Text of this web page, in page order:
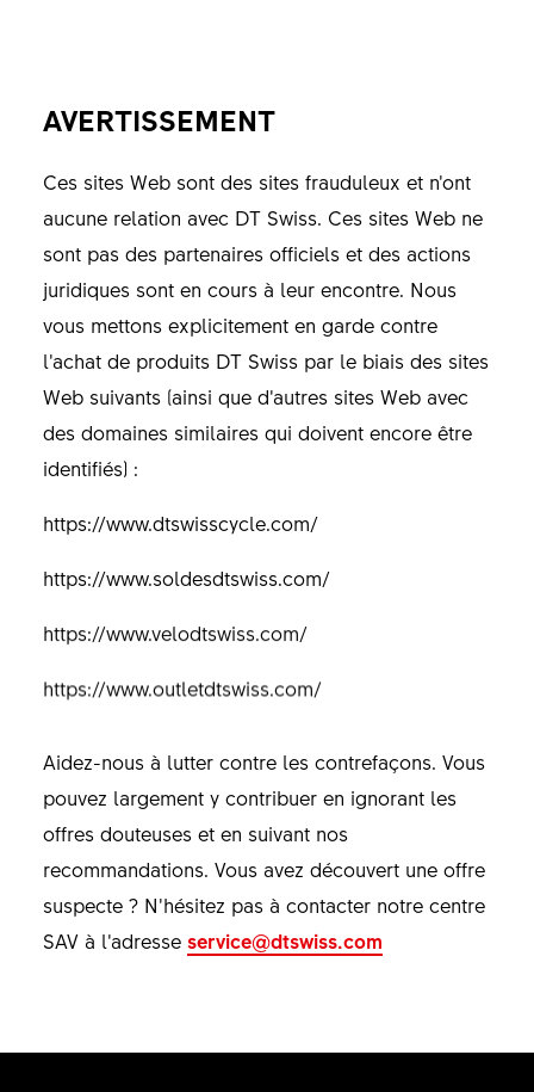
AVERTISSEMENT
Ces sites Web sont des sites frauduleux et n’ont
aucune relation avec DT Swiss. Ces sites Web ne
sont pas des partenaires officiels et des actions
juridiques sont en cours à leur encontre. Nous
vous mettons explicitement en garde contre
l’achat de produits DT Swiss par le biais des sites
Web suivants (ainsi que d’autres sites Web avec
des domaines similaires qui doivent encore être
identifiés) :
https://www.dtswisscycle.com/
https://www.soldesdtswiss.com/
https://www.velodtswiss.com/
https://www.outletdtswiss.com/
Aidez-nous à lutter contre les contrefaçons. Vous
pouvez largement y contribuer en ignorant les
offres douteuses et en suivant nos
recommandations. Vous avez découvert une offre
suspecte ? N’hésitez pas à contacter notre centre
SAV à l’adresse service@dtswiss.com